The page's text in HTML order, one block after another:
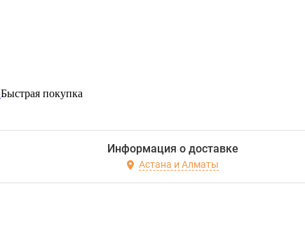
Быстрая покупка
Информация о доставке
Астана и Алматы